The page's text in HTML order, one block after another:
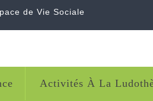
de Vie Sociale
Activités À La